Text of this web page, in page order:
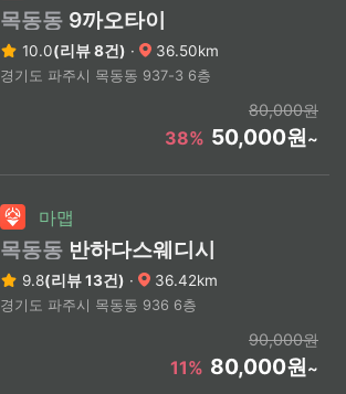
목동동 9까오타이
10.0(리뷰 8건) · 36.50km
경기도 파주시 목동동 937-3 6층
80,000원
38% 50,000원~
마맵
목동동 반하다스웨디시
9.8(리뷰 13건) · 36.42km
경기도 파주시 목동동 936 6층
90,000원
11% 80,000원~